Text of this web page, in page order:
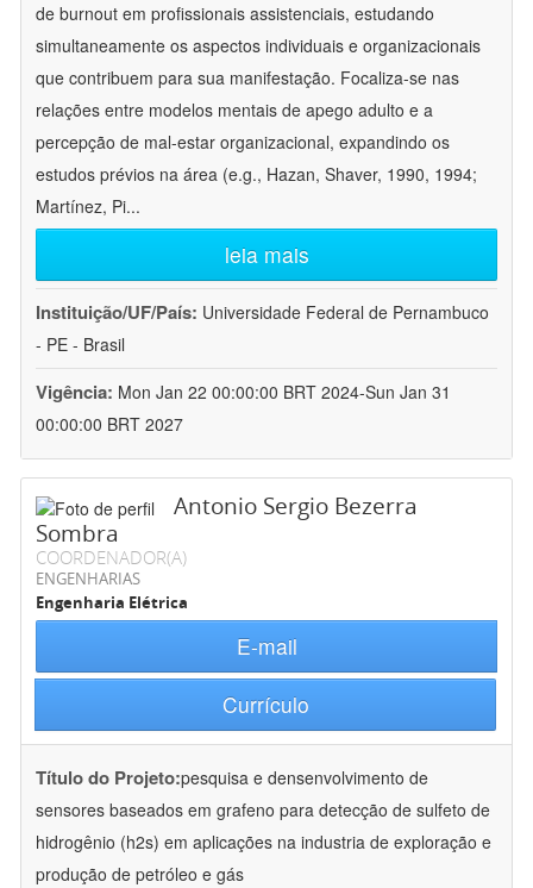
de burnout em profissionais assistenciais, estudando
simultaneamente os aspectos individuais e organizacionais
que contribuem para sua manifestação. Focaliza-se nas
relações entre modelos mentais de apego adulto e a
percepção de mal-estar organizacional, expandindo os
estudos prévios na área (e.g., Hazan, Shaver, 1990, 1994;
Martínez, Pi...
leia mais
Instituição/UF/País: Universidade Federal de Pernambuco
- PE - Brasil
Vigência: Mon Jan 22 00:00:00 BRT 2024-Sun Jan 31
00:00:00 BRT 2027
Antonio Sergio Bezerra
Sombra
COORDENADOR(A)
ENGENHARIAS
Engenharia Elétrica
E-mail
Currículo
Título do Projeto:pesquisa e densenvolvimento de
sensores baseados em grafeno para detecção de sulfeto de
hidrogênio (h2s) em aplicações na industria de exploração e
produção de petróleo e gás